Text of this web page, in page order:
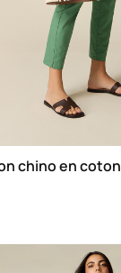
chino en coton